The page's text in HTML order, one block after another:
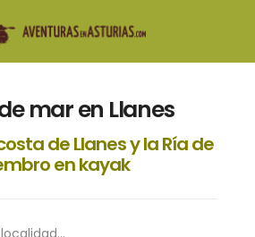
mar en Llanes
de Llanes y la Ría de
en kayak